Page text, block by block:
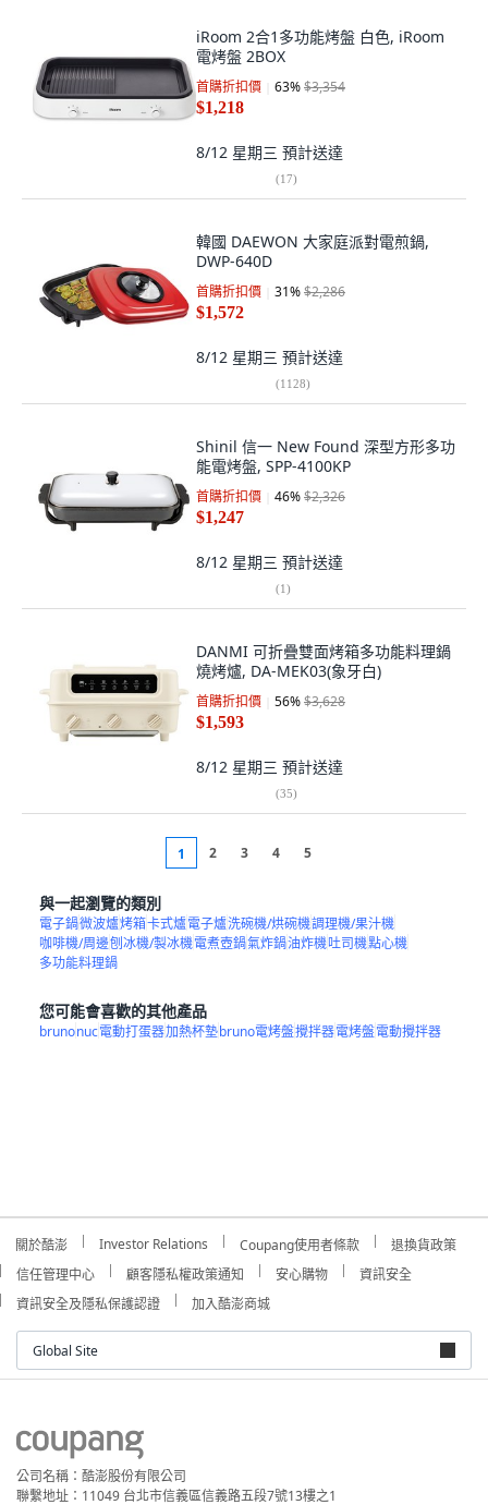
iRoom 2合1多功能烤盤 白色, iRoom
電烤盤 2BOX
首購折扣價 63%$3,354
$1,218
8/12 星期三 預計送達
(17)
韓國 DAEWON 大家庭派對電煎鍋,
DWP-640D
首購折扣價 31%$2,286
$1,572
8/12 星期三 預計送達
(1128)
Shinil 信一 New Found 深型方形多功
能電烤盤, SPP-4100KP
首購折扣價 46%$2,326
$1,247
8/12 星期三 預計送達
(1)
DANMI 可折疊雙面烤箱多功能料理鍋
燒烤爐, DA-MEK03(象牙白)
首購折扣價 56%$3,628
$1,593
8/12 星期三 預計送達
(35)
1 2 3 4 5
與一起瀏覽的類別
電子鍋微波爐烤箱卡式爐電子爐洗碗機/烘碗機調理機/果汁機
咖啡機/周邊刨冰機/製冰機電煮壺鍋氣炸鍋油炸機吐司機點心機
多功能料理鍋
您可能會喜歡的其他產品
brunonuc電動打蛋器加熱杯墊bruno電烤盤攪拌器電烤盤電動攪拌器
關於酷澎 Investor Relations Coupang使用者條款
退換貨政策
信任管理中心
顧客隱私權政策通知 安心購物
資訊安全
資訊安全及隱私保護認證
加入酷澎商城
Global Site
公司名稱：酷澎股份有限公司
聯繫地址：11049 台北市信義區信義路五段7號13樓之1